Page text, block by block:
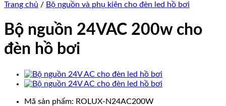
Trang chủ / Bộ nguồn và phụ kiện cho đèn led hồ bơi
Bộ nguồn 24VAC 200w cho
đèn hồ bơi
Mã sản phẩm: ROLUX-N24AC200W